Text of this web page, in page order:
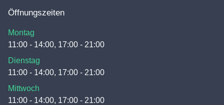
Öffnungszeiten
Montag
11:00 - 14:00, 17:00 - 21:00
Dienstag
11:00 - 14:00, 17:00 - 21:00
Mittwoch
11:00 - 14:00, 17:00 - 21:00